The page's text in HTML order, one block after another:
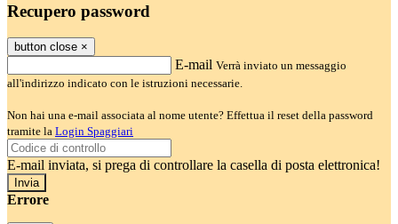
Recupero password
button close ×
E-mail Verrà inviato un messaggio
all'indirizzo indicato con le istruzioni necessarie.
Non hai una e-mail associata al nome utente? Effettua il reset della password
tramite la Login Spaggiari
E-mail inviata, si prega di controllare la casella di posta elettronica!
Errore